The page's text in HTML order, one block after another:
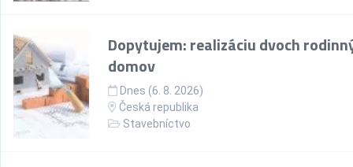
Dopytujem: realizáciu dvoch
domov
Dnes (6. 8. 2026)
Česká republika
Stavebníctvo